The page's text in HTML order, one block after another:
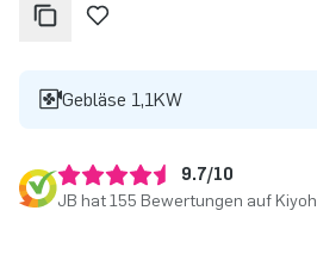
Gebläse 1,1KW
9.7/10
JB hat 155 Bewertungen auf Kiyoh